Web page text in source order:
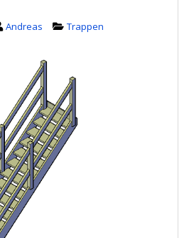
Andreas Trappen